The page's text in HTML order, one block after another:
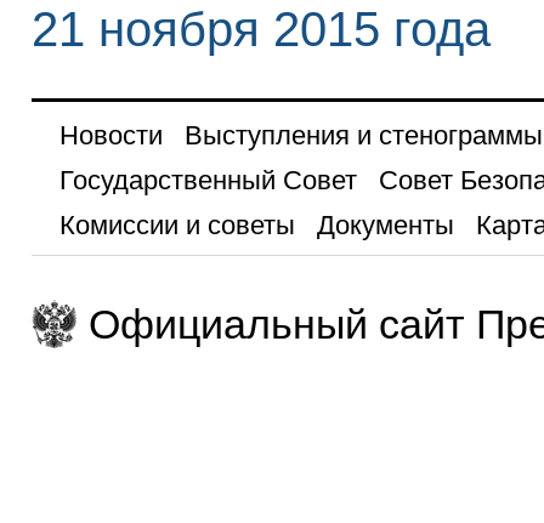
21 ноября 2015 года
Новости
Выступления и стенограммы
Государственный Совет
Совет
Комиссии и советы
Документы
Официальный сайт